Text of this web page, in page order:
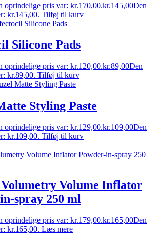
oprindelige pris var: kr.170,00.kr.145,00Den
kr.145,00. Tilføj til kurv
Silicone Pads
oprindelige pris var: kr.120,00.kr.89,00Den
kr.89,00. Tilføj til kurv
Styling Paste
oprindelige pris var: kr.129,00.kr.109,00Den
kr.109,00. Tilføj til kurv
Volume Inflator
spray 250 ml
oprindelige pris var: kr.179,00.kr.165,00Den
kr.165,00. Læs mere